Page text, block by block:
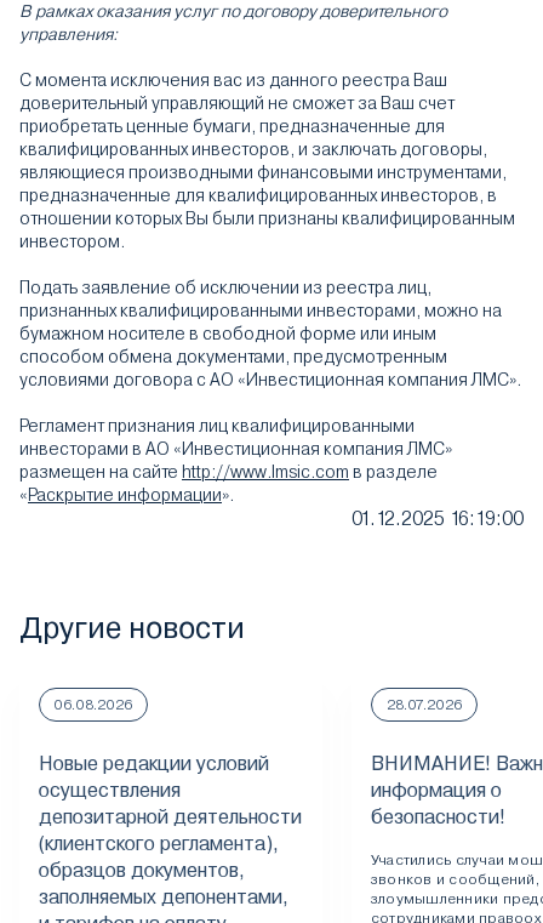
В рамках оказания услуг по договору доверительного
управления:
С момента исключения вас из данного реестра Ваш
доверительный управляющий не сможет за Ваш счет
приобретать ценные бумаги, предназначенные для
квалифицированных инвесторов, и заключать договоры,
являющиеся производными финансовыми инструментами,
предназначенные для квалифицированных инвесторов, в
отношении которых Вы были признаны квалифицированным
инвестором.
Подать заявление об исключении из реестра лиц,
признанных квалифицированными инвесторами, можно на
бумажном носителе в свободной форме или иным
способом обмена документами, предусмотренным
условиями договора с АО «Инвестиционная компания ЛМС».
Регламент признания лиц квалифицированными
инвесторами в АО «Инвестиционная компания ЛМС»
размещен на сайте http://www.lmsic.com в разделе
«Раскрытие информации».
01.12.2025 16:19:00
Другие новости
06.08.2026
Новые редакции условий
осуществления
депозитарной деятельности
(клиентского регламента),
образцов документов,
заполняемых депонентами,
28.07.2026
ВНИМАНИЕ!
информация о
безопасности!
Участились случаи
звонков и сообщений,
злоумышленники
сотрудниками